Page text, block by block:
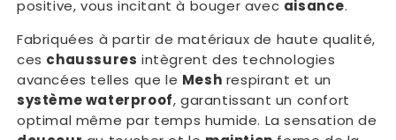
positive, vous incitant à bouger avec aisance.
Fabriquées à partir de matériaux de haute qualité,
ces chaussures intègrent des technologies
avancées telles que le Mesh respirant et un
système waterproof, garantissant un confort
optimal même par temps humide. La sensation de